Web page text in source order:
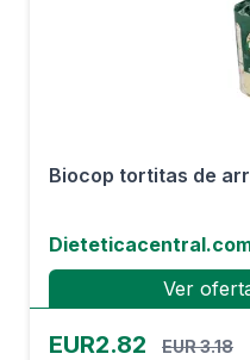
Biocop tortitas de
Ver
EUR2.82 EUR 3.18